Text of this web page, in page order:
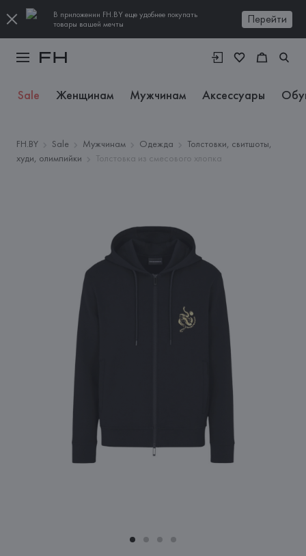
В приложении FH.BY еще удобнее покупать
товары вашей мечты
Перейти
Sale Женщинам Мужчинам Аксессуары
FH.BY Sale Мужчинам Одежда
Толстовки, свитшоты,
худи, олимпийки
Толстовка из смесового хлопка